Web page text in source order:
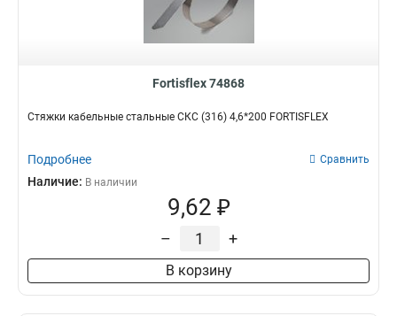
Fortisflex 74868
Стяжки кабельные стальные СКС (316) 4,6*200 FORTISFLEX
Подробнее Сравнить
Наличие: В наличии
9,62 ₽
– +
В корзину